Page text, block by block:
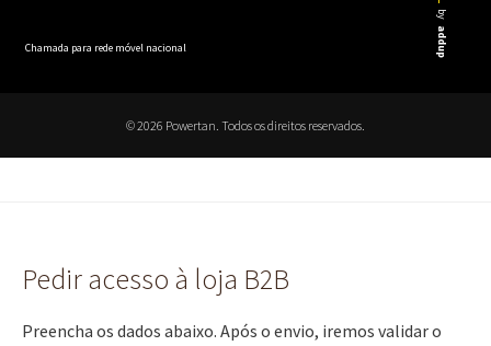
Chamada para rede móvel nacional
by
addup
© 2026 Powertan. Todos os direitos reservados.
Pedir acesso à loja B2B
Preencha os dados abaixo. Após o envio, iremos validar o